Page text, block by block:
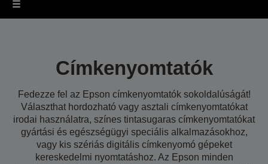
Címkenyomtatók
Fedezze fel az Epson címkenyomtatók sokoldalúságát!
Választhat hordozható vagy asztali címkenyomtatókat
irodai használatra, színes tintasugaras címkenyomtatókat
gyártási és egészségügyi speciális alkalmazásokhoz,
vagy kis szériás digitális címkenyomó gépeket
kereskedelmi nyomtatáshoz. Az Epson minden